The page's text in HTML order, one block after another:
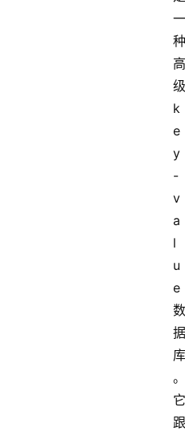
一
种
高
级
k
e
y
-
v
a
l
u
e
数
据
库
。
它
跟